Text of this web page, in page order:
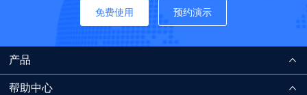
免费使用 预约演示
产品
帮助中心